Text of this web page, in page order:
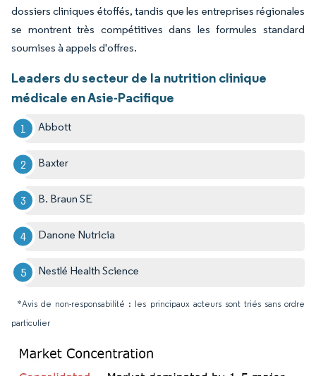
dossiers cliniques étoffés, tandis que les entreprises régionales
se montrent très compétitives dans les formules standard
soumises à appels d'offres.
Leaders du secteur de la nutrition clinique
médicale en Asie-Pacifique
Abbott
Baxter
B. Braun SE
Danone Nutricia
Nestlé Health Science
*Avis de non-responsabilité : les principaux acteurs sont triés sans ordre
particulier